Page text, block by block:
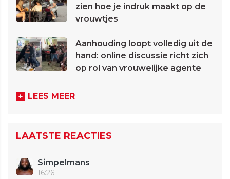
zien hoe je indruk maakt op de
vrouwtjes
Aanhouding loopt volledig uit de
hand: online discussie richt zich
op rol van vrouwelijke agente
LEES MEER
LAATSTE REACTIES
Simpelmans
16:26